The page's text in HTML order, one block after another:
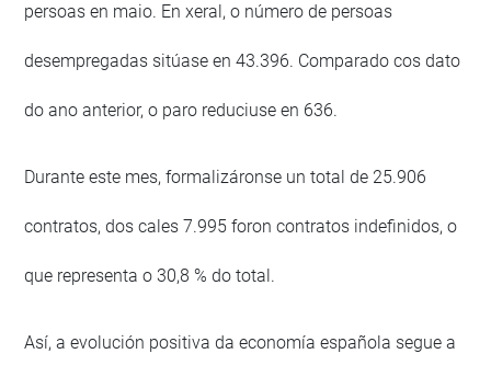
persoas en maio. En xeral, o número de persoas
desempregadas sitúase en 43.396. Comparado cos dato
do ano anterior, o paro reduciuse en 636.
Durante este mes, formalizáronse un total de 25.906
contratos, dos cales 7.995 foron contratos indefinidos, o
que representa o 30,8 % do total.
Así, a evolución positiva da economía española segue a